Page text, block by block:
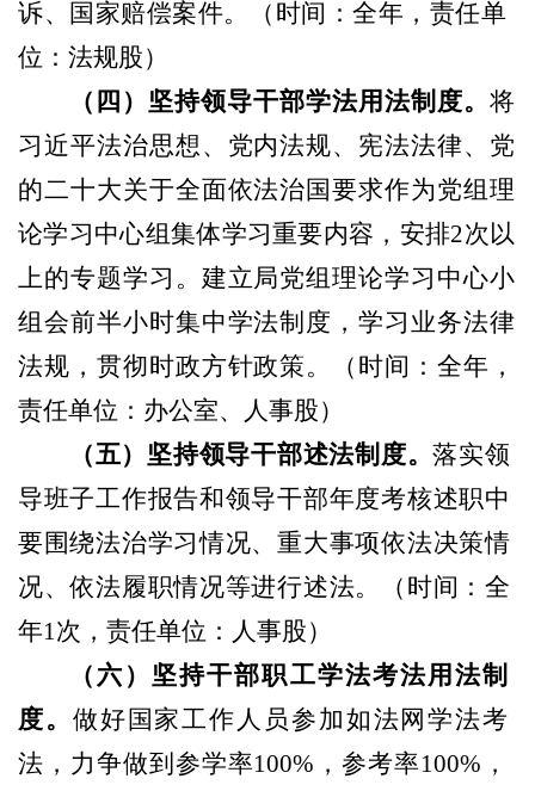
诉、国家赔偿案件。 （ 时间：全年，责任单
位：法规股）
（ 四 ） 坚持领导干部学法用法制度。 将
习近平法治思想、党内法规、宪法法律、党
的二十大关于全面依法治国要求作为党组理
论学习中心组集体学习重要内容，安排2次以
上的专题学习。建立局党组理论学习中心小
组会前半小时集中学法制度，学习业务法律
法规，贯彻时政方针政策。
（ 时间：全年，
责任单位：办公室、人事股）
（五） 坚持领导干部述法制度。落实领
导班子工作报告和领导干部年度考核述职中
要围绕法治学习情况、重大事项依法决策情
况、依法履职情况等进行述法。
（ 时间：全
年1次，责任单位：人事股）
（ 六 ） 坚持干部职工学法考法用法制
度。 做好国家工作人员参加如法网学法考
法，力争做到参学率100% ，参考率100% ，